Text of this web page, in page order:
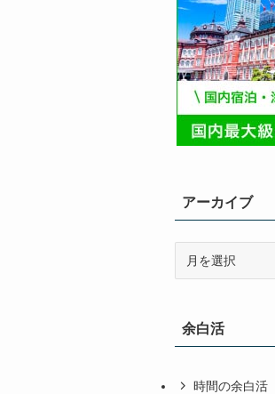
アーカイブ
ブ余白活
時間の余白活